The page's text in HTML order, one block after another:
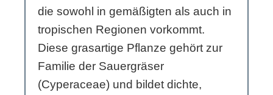
die sowohl in gemäßigten als auch in
tropischen Regionen vorkommt.
Diese grasartige Pflanze gehört zur
Familie der Sauergräser
(Cyperaceae) und bildet dichte,